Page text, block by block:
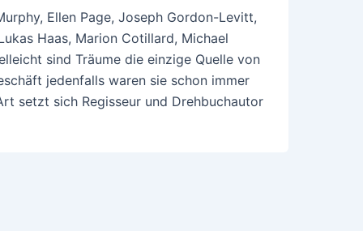
Ellen Page, Joseph Gordon-Levitt,
Haas, Marion Cotillard, Michael
sind Träume die einzige Quelle von
jedenfalls waren sie schon immer
setzt sich Regisseur und Drehbuchautor